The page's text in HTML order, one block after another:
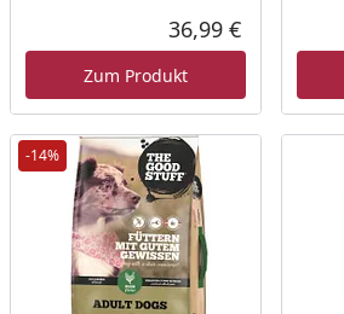
Aktueller
36,99 €
Zum Produkt
-14%